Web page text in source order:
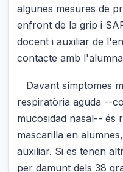
algunes mesures de
enfront de la grip i
docent i auxiliar de
contacte amb
Davant símptomes
respiratòria aguda --
mucosidad nasal-- és
mascarilla en
auxiliar. Si es tenen
per damunt dels 38